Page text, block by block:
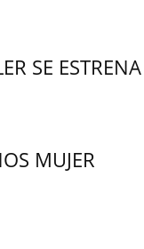
SE ESTRENA
MUJER